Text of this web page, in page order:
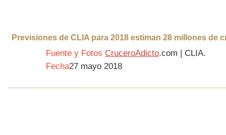
Previsiones de CLIA para 2018 estiman 28 millones de
Fuente y Fotos CruceroAdicto.com | CLIA.
Fecha27 mayo 2018